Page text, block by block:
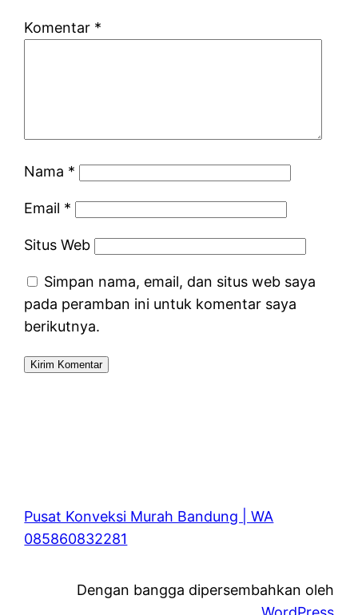
Komentar *
Nama *
Email *
Situs Web
Simpan nama, email, dan situs web saya
pada peramban ini untuk komentar saya
berikutnya.
Pusat Konveksi Murah Bandung | WA
085860832281
Dengan bangga dipersembahkan oleh